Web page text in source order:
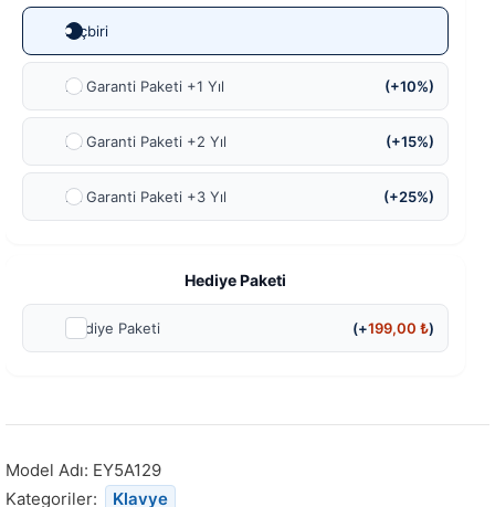
Hiçbiri
Ek Garanti Paketi +1 Yıl (+10%)
Ek Garanti Paketi +2 Yıl (+15%)
Ek Garanti Paketi +3 Yıl (+25%)
Hediye Paketi
Hediye Paketi (+199,00₺)
Model Adı: EY5A129
Kategoriler:
Klavye